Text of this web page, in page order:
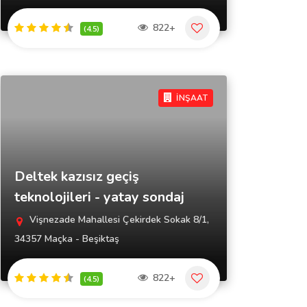
(4.5) 822+
İNŞAAT
Deltek kazısız geçiş
teknolojileri - yatay sondaj
Vişnezade Mahallesi Çekirdek Sokak 8/1,
34357 Maçka - Beşiktaş
(4.5) 822+